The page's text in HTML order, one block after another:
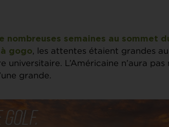
nombreuses semaines au sommet
gogo, les attentes étaient grandes
universitaire. L’Américaine n’aura
grande.